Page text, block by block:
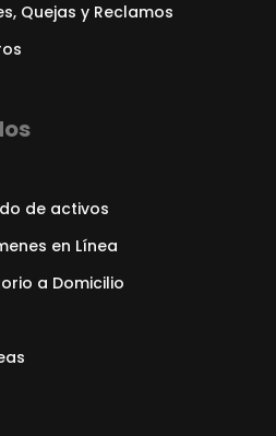
Quejas y Reclamos
de activos
en Línea
a Domicilio